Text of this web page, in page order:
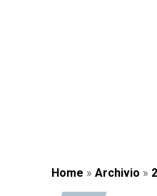
Home » Archivio »